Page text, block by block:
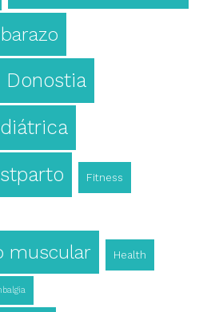
Fitness
muscular Health